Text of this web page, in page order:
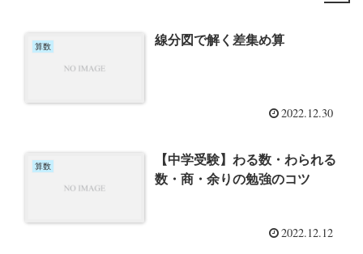
算数 線分図で解く差集め算
2022.12.30
算数
【中学受験】わる数・わられる
数・商・余りの勉強のコツ
2022.12.12